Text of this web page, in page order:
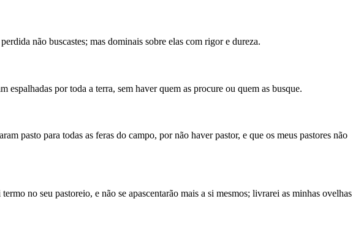
não buscastes; mas dominais sobre elas com rigor e dureza.
por toda a terra, sem haver quem as procure ou quem as busque.
pasto para todas as feras do campo, por não haver pastor, e que os meus pastores não
no seu pastoreio, e não se apascentarão mais a si mesmos; livrarei as minhas ovelhas